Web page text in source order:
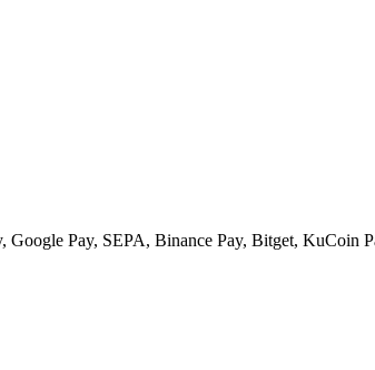
Google Pay, SEPA, Binance Pay, Bitget,